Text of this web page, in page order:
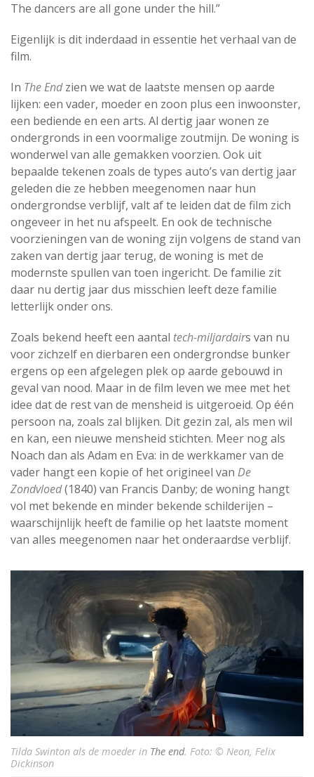
The dancers are all gone under the hill.”
Eigenlijk is dit inderdaad in essentie het verhaal van de
film.
In The Endzien we wat de laatste mensen op aarde
lijken: een vader, moeder en zoon plus een inwoonster,
een bediende en een arts. Al dertig jaar wonen ze
ondergronds in een voormalige zoutmijn. De woning is
wonderwel van alle gemakken voorzien. Ook uit
bepaalde tekenen zoals de types auto’s van dertig jaar
geleden die ze hebben meegenomen naar hun
ondergrondse verblijf, valt af te leiden dat de film zich
ongeveer in het nu afspeelt. En ook de technische
voorzieningen van de woning zijn volgens de stand van
zaken van dertig jaar terug, de woning is met de
modernste spullen van toen ingericht. De familie zit
daar nu dertig jaar dus misschien leeft deze familie
letterlijk onder ons.
Zoals bekend heeft een aantal tech-miljardairs van nu
voor zichzelf en dierbaren een ondergrondse bunker
ergens op een afgelegen plek op aarde gebouwd in
geval van nood. Maar in de film leven we mee met het
idee dat de rest van de mensheid is uitgeroeid. Op één
persoon na, zoals zal blijken. Dit gezin zal, als men wil
en kan, een nieuwe mensheid stichten. Meer nog als
Noach dan als Adam en Eva: in de werkkamer van de
vader hangt een kopie of het origineel van De
Zondvloed(1840) van Francis Danby; de woning hangt
vol met bekende en minder bekende schilderijen –
waarschijnlijk heeft de familie op het laatste moment
van alles meegenomen naar het onderaardse verblijf.
Tilda Swinton als de moeder in The end. Foto: © Neon, Felix
Dickinson